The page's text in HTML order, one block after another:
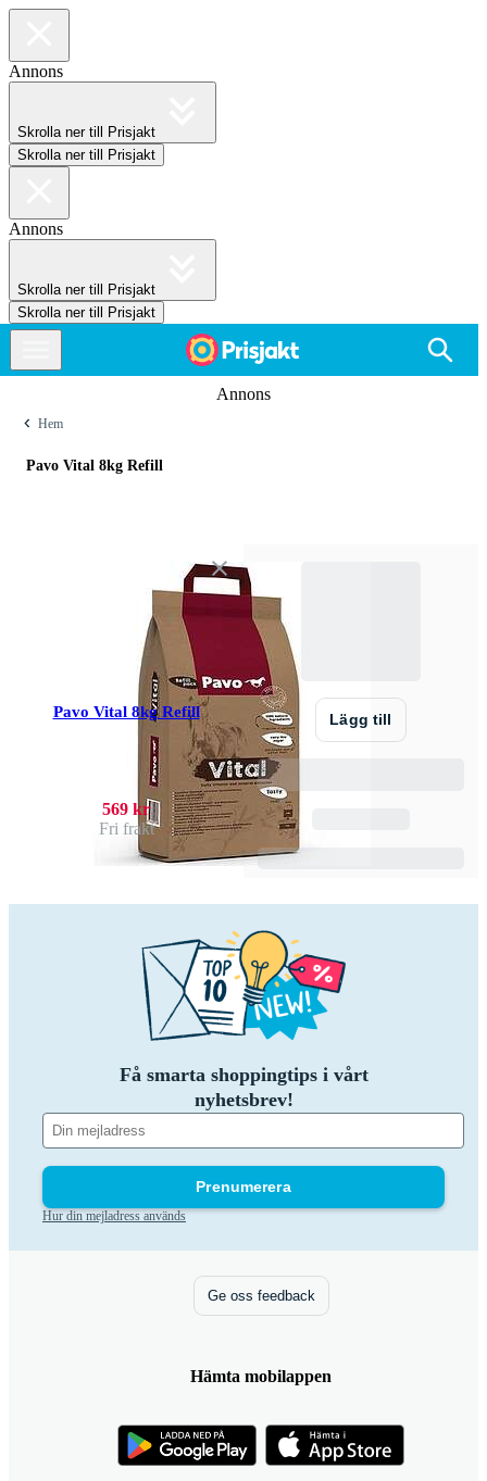
Annons
Skrolla ner till Prisjakt
Skrolla ner till Prisjakt
Annons
Skrolla ner till Prisjakt
Skrolla ner till Prisjakt
Annons
Hem
Pavo Vital 8kg Refill
Pavo Vital 8kg Refill
569 kr
Fri frakt
Lägg till
Få smarta shoppingtips i vårt
nyhetsbrev!
Prenumerera
Hur din mejladress används
Ge oss feedback
Hämta mobilappen